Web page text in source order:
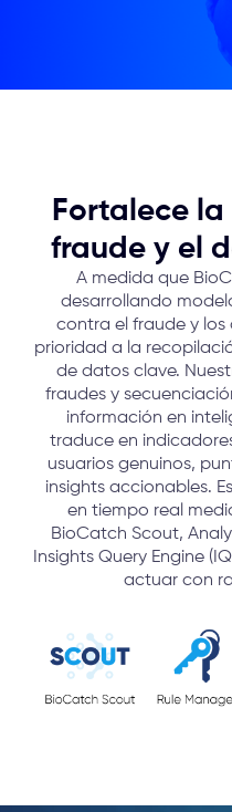
Fortalece la
fraude y el
A medida que
desarrollando
contra el fraude y los
prioridad a la
de datos clave.
fraudes y
información en
traduce en
usuarios genuinos,
insights accionables.
en tiempo real
BioCatch Scout,
Insights Query Engine
actuar con